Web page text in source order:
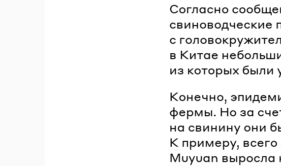
Согласно
свиноводческие
с
в Китае
из которых
Конечно,
фермы. Но за
на свинину они
К примеру,
Muyuan выросла